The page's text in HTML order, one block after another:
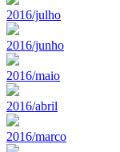
2016/julho
2016/junho
2016/maio
2016/abril
2016/marco